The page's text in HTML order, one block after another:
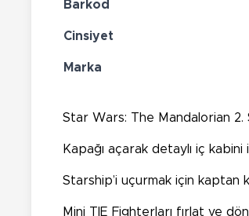
Barkod
Cinsiyet
Marka
Star Wars: The Mandalorian 2.
Kapağı açarak detaylı iç kabini
Starship’i uçurmak için kaptan
Mini TIE Fighterları fırlat ve